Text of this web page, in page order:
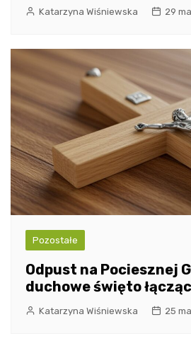
Katarzyna Wiśniewska 29
Pozostałe
Odpust na Pociesznej
duchowe święto
Katarzyna Wiśniewska 25